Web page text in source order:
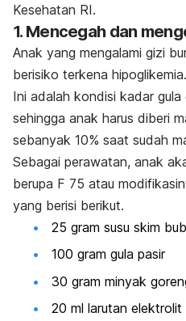
Kesehatan RI.
1. Mencegah dan
Anak yang mengalami gizi
berisiko terkena hipoglikemia.
Ini adalah kondisi kadar
sehingga anak harus diberi
sebanyak 10% saat sudah
Sebagai perawatan, anak
berupa F 75 atau
yang berisi berikut.
25 gram susu skim
100 gram gula pasir
30 gram minyak
20 ml larutan elektrolit